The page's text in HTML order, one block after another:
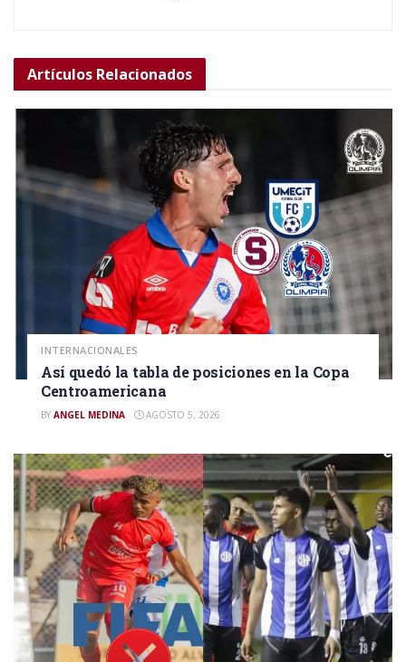
Artículos Relacionados
INTERNACIONALES
Así quedó la tabla de posiciones en la Copa
Centroamericana
BY ANGEL MEDINA AGOSTO 5, 2026